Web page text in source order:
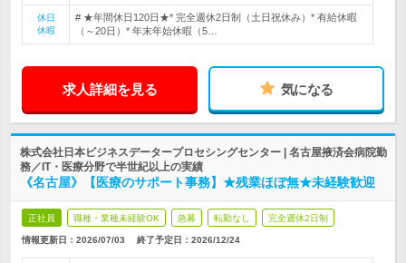
休日
休暇
# ★年間休日120日★* 完全週休2日制（土日祝休み）* 有給休暇
（～20日）* 年末年始休暇（5…
求人詳細を見る 気になる
株式会社日本ビジネスデータープロセシングセンター | 名古屋掖済会病院勤
務／IT・医療分野で半世紀以上の実績
《名古屋》【医療のサポート事務】★残業ほぼ無★未経験歓迎
正社員 職種・業種未経験OK 急募 転勤なし 完全週休2日制
情報更新日：2026/07/03 終了予定日： 2026/12/24